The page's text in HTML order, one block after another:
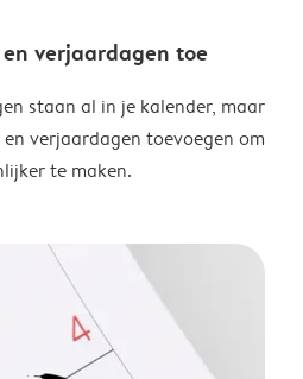
verjaardagen toe
staan al in je kalender, maar
verjaardagen toevoegen om
te maken.